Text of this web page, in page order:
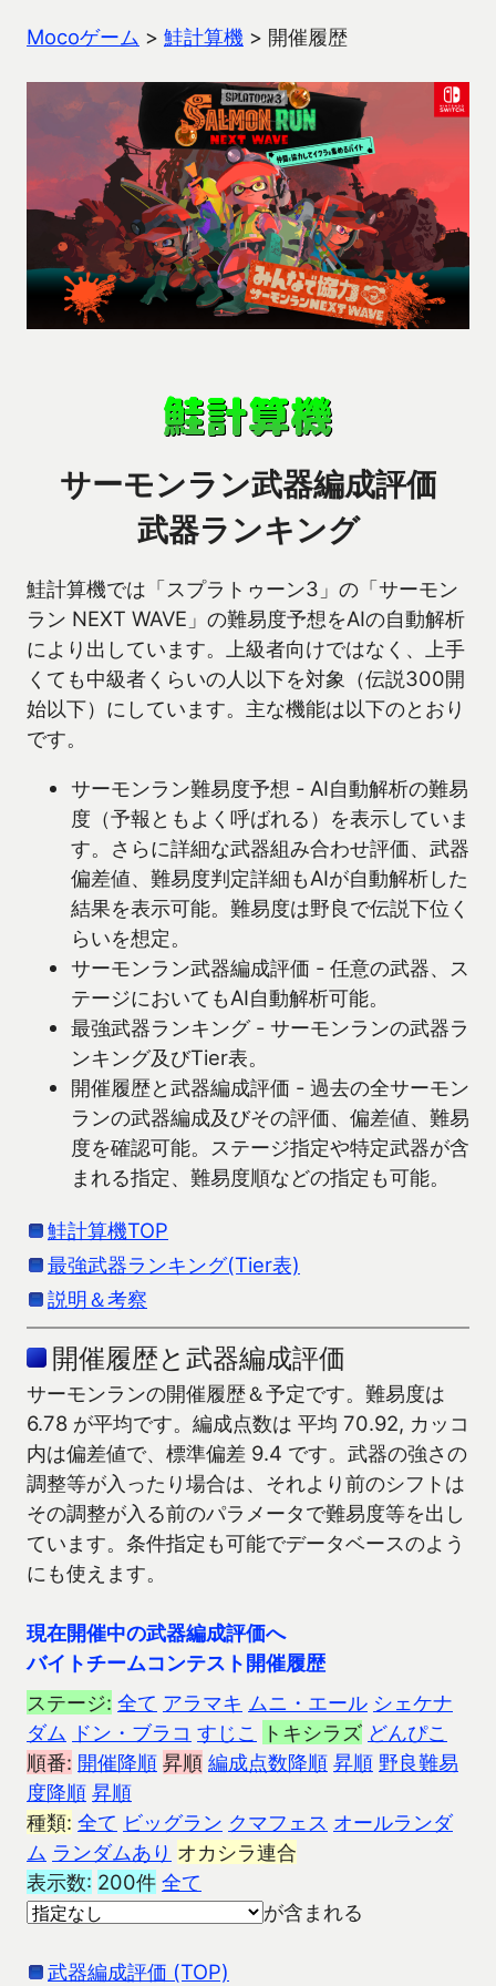
Mocoゲーム > 鮭計算機 > 開催履歴
サーモンラン武器編成評価
武器ランキング
鮭計算機では「スプラトゥーン3」の「サーモン
ラン NEXT WAVE」の難易度予想をAIの自動解析
により出しています。上級者向けではなく、上手
くても中級者くらいの人以下を対象（伝説300開
始以下）にしています。主な機能は以下のとおり
です。
サーモンラン難易度予想 - AI自動解析の難易
度（予報ともよく呼ばれる）を表示していま
す。さらに詳細な武器組み合わせ評価、武器
偏差値、難易度判定詳細もAIが自動解析した
結果を表示可能。難易度は野良で伝説下位く
らいを想定。
サーモンラン武器編成評価 - 任意の武器、ス
テージにおいてもAI自動解析可能。
最強武器ランキング - サーモンランの武器ラ
ンキング及びTier表。
開催履歴と武器編成評価 - 過去の全サーモン
ランの武器編成及びその評価、偏差値、難易
度を確認可能。ステージ指定や特定武器が含
まれる指定、難易度順などの指定も可能。
鮭計算機TOP
最強武器ランキング(Tier表)
説明＆考察
開催履歴と武器編成評価
サーモンランの開催履歴＆予定です。難易度は
6.78 が平均です。編成点数は 平均 70.92, カッコ
内は偏差値で、標準偏差 9.4 です。武器の強さの
調整等が入ったり場合は、それより前のシフトは
その調整が入る前のパラメータで難易度等を出し
ています。条件指定も可能でデータベースのよう
にも使えます。
現在開催中の武器編成評価へ
バイトチームコンテスト開催履歴
ステージ: 全て アラマキ ムニ・エール シェケナ
ダム ドン・ブラコ すじこ トキシラズ どんぴこ
順番: 開催降順 昇順 編成点数降順 昇順 野良難易
度降順 昇順
種類: 全て ビッグラン クマフェス オールランダ
ム ランダムあり オカシラ連合
表示数: 200件 全て
が含まれる
武器編成評価 (TOP)